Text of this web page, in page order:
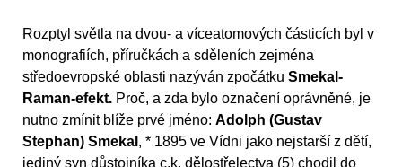
Rozptyl světla na dvou- a víceatomových částicích byl v
monografiích, příručkách a sděleních zejména
středoevropské oblasti nazýván zpočátku Smekal-
Raman-efekt. Proč, a zda bylo označení oprávněné, je
nutno zmínit blíže prvé jméno: Adolph (Gustav
Stephan) Smekal , * 1895 ve Vídni jako nejstarší z dětí,
jediný syn důstojníka c.k. dělostřelectva (5) chodil do